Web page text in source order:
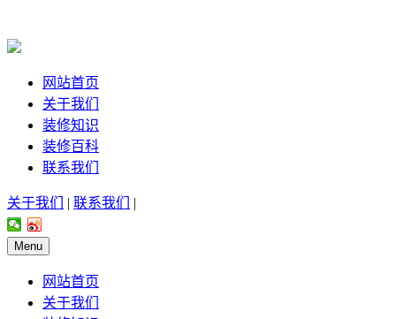
网站首页
关于我们
装修知识
装修百科
联系我们
关于我们 | 联系我们 |
Menu
网站首页
关于我们